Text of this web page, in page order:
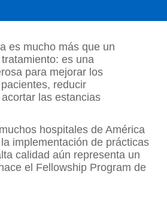
es mucho más que un
es una
para mejorar los
reducir
las estancias
hospitales de América
implementación de prácticas
calidad aún representa un
el Fellowship Program de